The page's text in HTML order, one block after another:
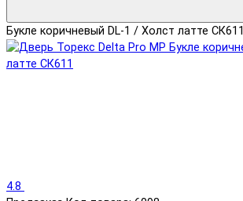
Букле коричневый DL-1 / Холст латте СК611
4.8